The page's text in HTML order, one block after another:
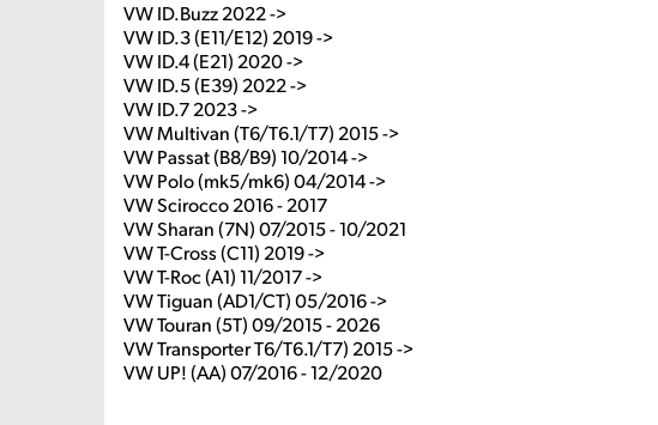
VW ID.Buzz 2022 ->
VW ID.3 (E11/E12) 2019 ->
VW ID.4 (E21) 2020 ->
VW ID.5 (E39) 2022 ->
VW ID.7 2023 ->
VW Multivan (T6/T6.1/T7) 2015 ->
VW Passat (B8/B9) 10/2014 ->
VW Polo (mk5/mk6) 04/2014 ->
VW Scirocco 2016 - 2017
VW Sharan (7N) 07/2015 - 10/2021
VW T-Cross (C11) 2019 ->
VW T-Roc (A1) 11/2017 ->
VW Tiguan (AD1/CT) 05/2016 ->
VW Touran (5T) 09/2015 - 2026
VW Transporter T6/T6.1/T7) 2015 ->
VW UP! (AA) 07/2016 - 12/2020